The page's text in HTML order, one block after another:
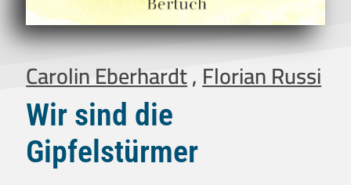
Carolin Eberhardt,Florian Russi
Wir sind die
Gipfelstürmer